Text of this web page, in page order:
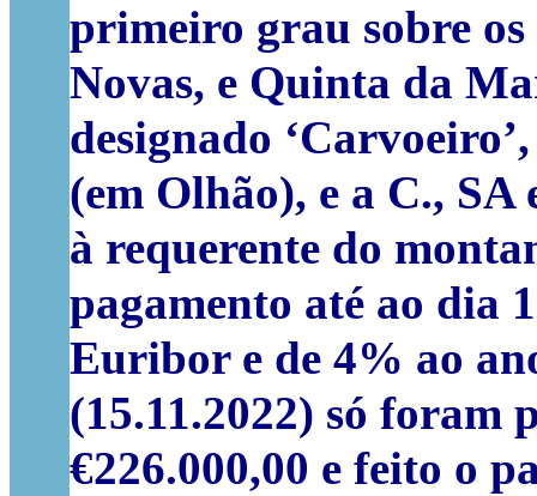
primeiro grau sobre
Novas, e Quinta da
designado
(em Olhão), e a C., SA
à requerente do
pagamento até ao dia
Euribor e de 4% ao
(15.11.2022) só foram
€226.000,00 e feito o